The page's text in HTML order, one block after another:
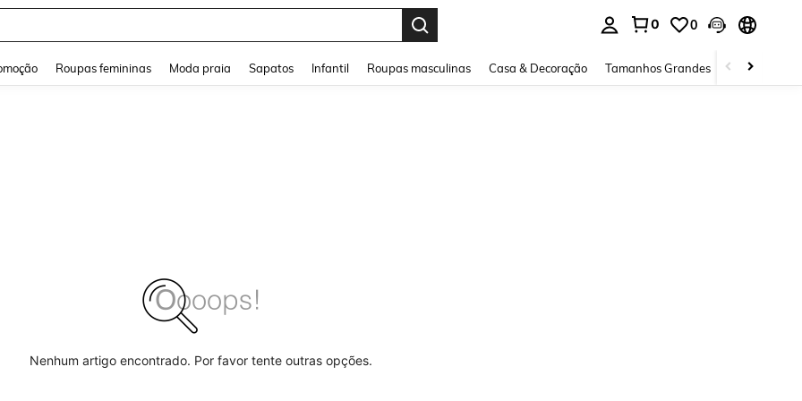
0 0
Roupas femininas Moda praia Sapatos Infantil Roupas masculinas Casa & Decoração Tamanhos Grandes Joias e
Nenhum artigo encontrado. Por favor tente outras opções.